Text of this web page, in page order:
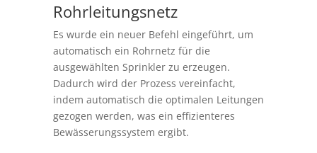
Rohrleitungsnetz
Es wurde ein neuer Befehl eingeführt, um
automatisch ein Rohrnetz für die
ausgewählten Sprinkler zu erzeugen.
Dadurch wird der Prozess vereinfacht,
indem automatisch die optimalen Leitungen
gezogen werden, was ein effizienteres
Bewässerungssystem ergibt.